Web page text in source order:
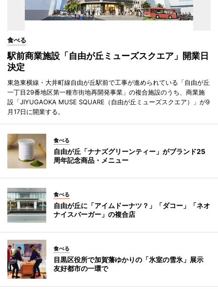
食べる
駅前商業施設「自由が丘ミューズスクエア」開業日
決定
東急東横線・大井町線自由が丘駅前で工事が進められている「自由が丘
一丁目29番地区第一種市街地再開発事業」の複合施設のうち、商業施
設「JIYUGAOKA MUSE SQUARE（自由が丘ミューズスクエア）」が9
月17日に開業する。
食べる
自由が丘「ナナズグリーンティー」がブランド25
周年記念商品・メニュー
食べる
自由が丘に「アイムドーナツ？」「ダコー」「ネオ
ナイスバーガー」の複合店
食べる
目黒区役所で加賀藩ゆかりの「氷室の雪氷」展示
友好都市の一環で